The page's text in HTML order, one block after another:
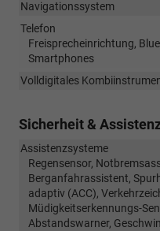
Navigationssystem
Telefon
Freisprecheinrichtung,
Smartphones
Volldigitales
Sicherheit &
Assistenzsysteme
Regensensor,
Berganfahrassistent,
adaptiv (ACC),
Müdigkeitserkennungs-
Abstandswarner,